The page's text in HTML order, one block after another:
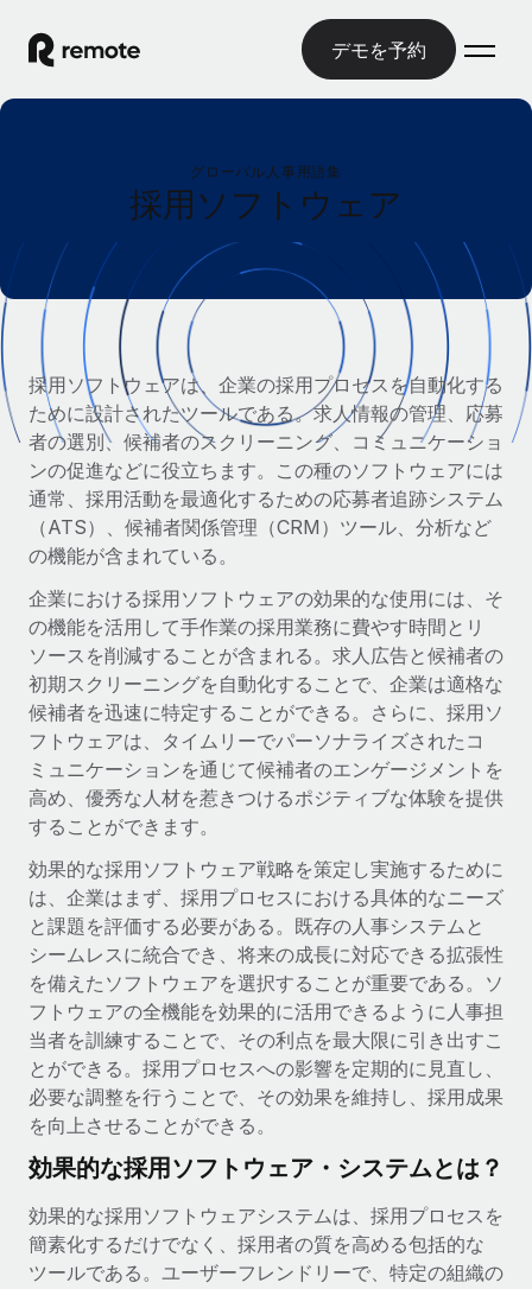
デモを予約
グローバル雇用
グローバル給与処理
コンプライアンス対応の給与処理を手軽に
Employer of Record（EOR）
グローバル展開をコストをかけずに実現
Contractor of Record
世界中の契約社員と法令を遵守して契約
契約社員管理
世界中の契約社員をオンボーディングし、管理
PEO
複雑な雇用関連業務を外部委託
インフラ
Remote統合
人事機能をワークフローにシームレスに統合する
プラットフォーム
チームのための人事の基本機能を内蔵
接続
新しい
当社のMCPを使用して、あらゆるAIツールをRemoteに接続
統合
基本的なビジネスツールを活用して業務プロセスを効率化す
る
サービス
グローバル人事・コンプライアンスの専門サポート
バックグラウンドチェック
候補者の選考プロセスをシンプルに
各国の制度に対応
国別ガイド
/国別のグローバル雇用支援を検索する
米国州エクスプローラー
米国の各州において採用プロセスを簡素化する
Remoteを他社と比較
他社と比較した、当社の強みを確認する
成長の段階
スタートアップ
成長中の企業向けのアジャイルなグローバルHR・給与処理ソ
リューション
ミッドマーケット
カスタマイズされた人事ソリューションでチームを拡大する
企業
パートナーに登録
戦略的テクノロジーパートナー
グローバルな人事機能を柔軟に自社プラットフォームへ統合
パートナーとして登録
当社とのパートナーシップの可能性を検討する
Remote Build 近日リリース予定
活用事例
リソース
ツールと計算ツール
誤分類リスク判定ツール
国別に従業員の誤分類リスクを確認する
従業員コスト計算ツール
各国の総従業員コストを計算する
契約社員の報酬計算ツール
ドを確認する
REMOTEで学習
リサーチおよびガイド
活用事例
HR用語集
チェックリストおよびテンプレート
職務内容ライブラリ
ウェビナー
イベント
ニュースルーム
給与・人材情報
情報センター
サポートを依頼する
すべてのリソースを表示する
日本語
English
Français
Deutsch
Español
Italiano
Português (Portugal)
日本語
한국어
中文（简体）
グローバル人事用語集
採用ソフトウェア
採用ソフトウェアは、企業の採用プロセスを自動化する
ために設計されたツールである。求人情報の管理、応募
者の選別、候補者のスクリーニング、コミュニケーショ
ンの促進などに役立ちます。この種のソフトウェアには
通常、採用活動を最適化するための応募者追跡システム
（ATS）、候補者関係管理（CRM）ツール、分析など
の機能が含まれている。
企業における採用ソフトウェアの効果的な使用には、そ
の機能を活用して手作業の採用業務に費やす時間とリ
ソースを削減することが含まれる。求人広告と候補者の
初期スクリーニングを自動化することで、企業は適格な
候補者を迅速に特定することができる。さらに、採用ソ
フトウェアは、タイムリーでパーソナライズされたコ
ミュニケーションを通じて候補者のエンゲージメントを
高め、優秀な人材を惹きつけるポジティブな体験を提供
することができます。
効果的な採用ソフトウェア戦略を策定し実施するために
は、企業はまず、採用プロセスにおける具体的なニーズ
と課題を評価する必要がある。既存の人事システムと
シームレスに統合でき、将来の成長に対応できる拡張性
を備えたソフトウェアを選択することが重要である。ソ
フトウェアの全機能を効果的に活用できるように人事担
当者を訓練することで、その利点を最大限に引き出すこ
とができる。採用プロセスへの影響を定期的に見直し、
必要な調整を行うことで、その効果を維持し、採用成果
を向上させることができる。
効果的な採用ソフトウェア・システムとは？
効果的な採用ソフトウェアシステムは、採用プロセスを
簡素化するだけでなく、採用者の質を高める包括的な
ツールである。ユーザーフレンドリーで、特定の組織の